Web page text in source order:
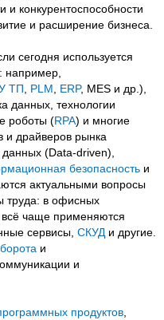
и конкурентоспособности
и расширение бизнеса.
сегодня используется
например,
ТП PLM ERP, MES и др.),
данных, технологии
роботы (RPA) и многие
и драйверов рынка
(Data-driven),
безопасность и
актуальными вопросы
труда: в офисных
чаще применяются
сервисы, СКУД и другие.
и
и
продуктов